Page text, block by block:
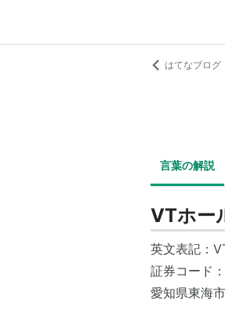
はてなブログ
言葉の解説
VTホー
英文表記：
証券コード
愛知県東海市